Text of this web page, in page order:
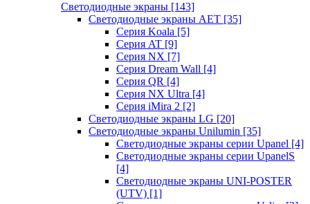
Светодиодные экраны [143]
Светодиодные экраны AET [35]
Cерия Koala [5]
Серия AT [9]
Серия NX [7]
Серия Dream Wall [4]
Серия QR [4]
Серия NX Ultra [4]
Серия iMira 2 [2]
Светодиодные экраны LG [20]
Светодиодные экраны Unilumin [35]
Светодиодные экраны серии Upanel [4]
Светодиодные экраны серии UpanelS
[4]
Светодиодные экраны UNI-POSTER
(UTV) [1]